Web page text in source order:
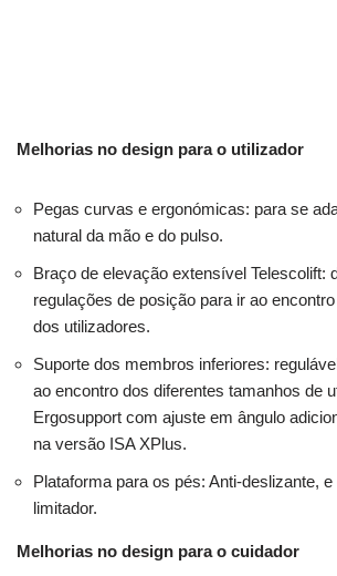
Melhorias no design para o utilizador
Pegas curvas e ergonómicas: para se
natural da mão e do pulso.
Braço de elevação extensível Telescolift:
regulações de posição para ir ao
dos utilizadores.
Suporte dos membros inferiores:
ao encontro dos diferentes tamanhos de
Ergosupport com ajuste em ângulo
na versão ISA XPlus.
Plataforma para os pés: Anti-deslizante,
limitador.
Melhorias no design para o cuidador